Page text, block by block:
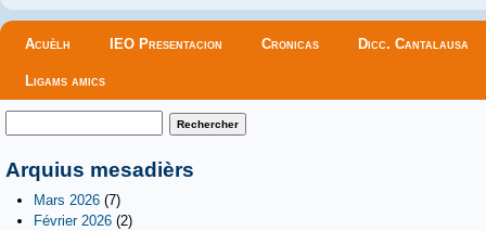
Menu principal
Acuèlh IEO Presentacion Cronicas Dicc. Cantalausa
Ligams amics
Formulaire de recherche
Arquius mesadièrs
Mars 2026 (7)
Février 2026 (2)